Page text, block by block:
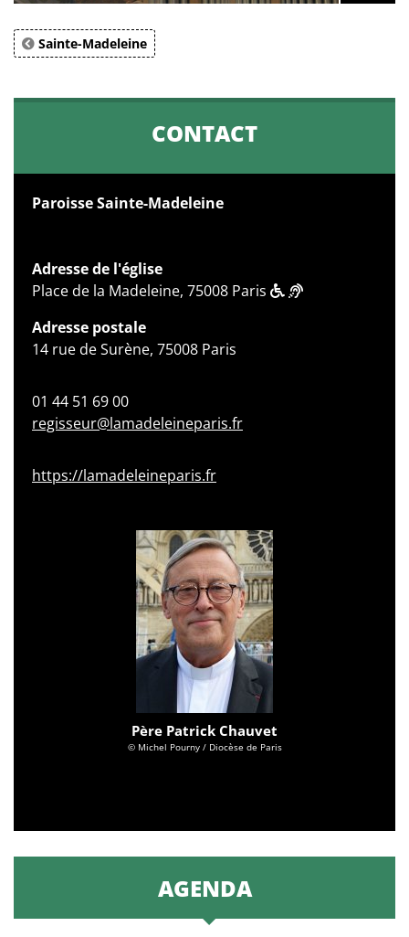
Sainte-Madeleine
CONTACT
Paroisse Sainte-Madeleine
Adresse de l'église
Place de la Madeleine, 75008 Paris
Adresse postale
14 rue de Surène, 75008 Paris
01 44 51 69 00
regisseur@lamadeleineparis.fr
https://lamadeleineparis.fr
Père Patrick Chauvet
© Michel Pourny / Diocèse de Paris
AGENDA